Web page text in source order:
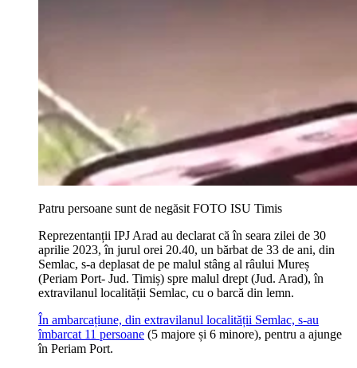
Patru persoane sunt de negăsit FOTO ISU Timis
Reprezentanții IPJ Arad au declarat că în seara zilei de 30
aprilie 2023, în jurul orei 20.40, un bărbat de 33 de ani, din
Semlac, s-a deplasat de pe malul stâng al râului Mureș
(Periam Port- Jud. Timiș) spre malul drept (Jud. Arad), în
extravilanul localității Semlac, cu o barcă din lemn.
În ambarcațiune, din extravilanul localității Semlac, s-au
îmbarcat 11 persoane (5 majore și 6 minore), pentru a ajunge
în Periam Port.